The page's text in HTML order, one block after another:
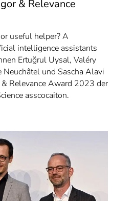
& Relevance
useful helper? A
intelligence assistants
Ertuğrul Uysal, Valéry
Neuchâtel und Sascha Alavi
Relevance Award 2023 der
asscocaiton.